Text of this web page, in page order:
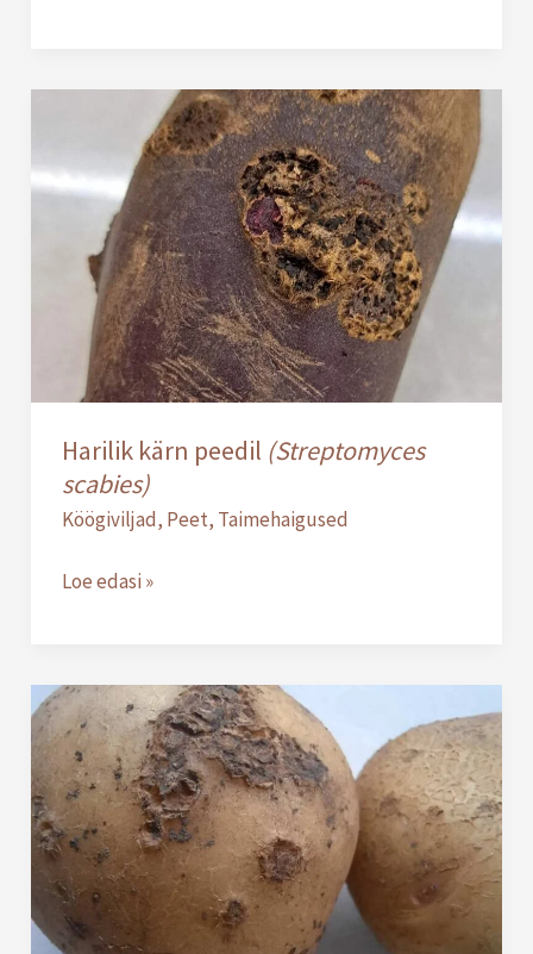
Harilik kärn peedil (Streptomyces
scabies)
Köögiviljad, Peet, Taimehaigused
peedil
(Streptomyces
scabies)
Loe edasi »
Harilik
kärn
kartulil
(Streptomyces
scabies)